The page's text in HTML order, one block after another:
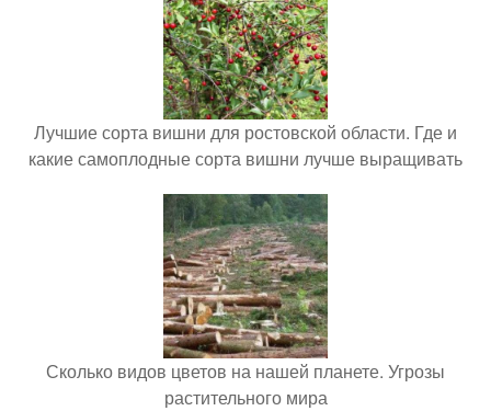
Лучшие сорта вишни для ростовской области. Где и
какие самоплодные сорта вишни лучше выращивать
Сколько видов цветов на нашей планете. Угрозы
растительного мира